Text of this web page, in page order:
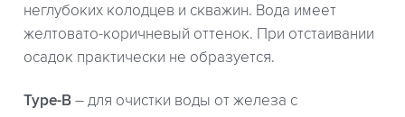
неглубоких колодцев и скважин. Вода имеет
желтовато-коричневый оттенок. При отстаивании
осадок практически не образуется.
Type-B – для очистки воды от железа с